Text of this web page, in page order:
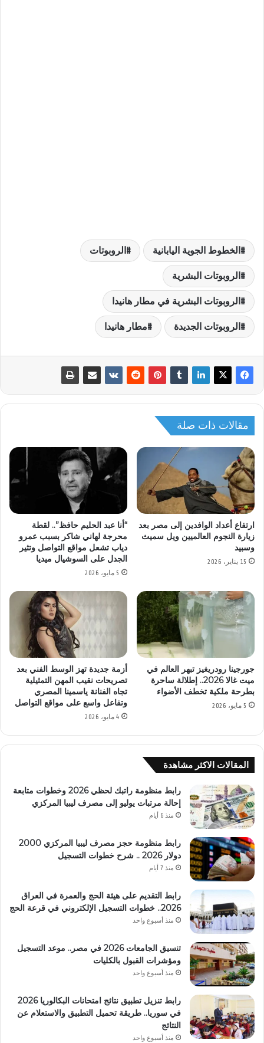
الخطوط الجوية اليابانية الروبوتات
الروبوتات البشرية
الروبوتات البشرية في مطار هانيدا
الروبوتات الجديدة مطار هانيدا
مقالات ذات صلة
ارتفاع أعداد الوافدين إلى مصر بعد
زيارة النجوم العالميين ويل سميث
وسبيد
15 يناير، 2026
“أنا عبد الحليم حافظ”.. لقطة
محرجة لهاني شاكر بسبب عمرو
دياب تشعل مواقع التواصل وتثير
الجدل على السوشيال ميديا
5 مايو، 2026
جورجينا رودريغيز تبهر العالم في
ميت غالا 2026.. إطلالة ساحرة
بطرحة ملكية تخطف الأضواء
5 مايو، 2026
أزمة جديدة تهز الوسط الفني بعد
تصريحات نقيب المهن التمثيلية
تجاه الفنانة ياسمينا المصري
وتفاعل واسع على مواقع التواصل
4 مايو، 2026
المقالات الاكثر مشاهدة
رابط منظومة راتبك لحظي 2026 وخطوات متابعة
إحالة مرتبات يوليو إلى مصرف ليبيا المركزي
منذ 6 أيام
رابط منظومة حجز مصرف ليبيا المركزي 2000
دولار 2026 .. شرح خطوات التسجيل
منذ 7 أيام
رابط التقديم على هيئة الحج والعمرة في العراق
2026.. خطوات التسجيل الإلكتروني في قرعة الحج
منذ أسبوع واحد
تنسيق الجامعات 2026 في مصر.. موعد التسجيل
ومؤشرات القبول بالكليات
منذ أسبوع واحد
رابط تنزيل تطبيق نتائج امتحانات البكالوريا 2026
في سوريا.. طريقة تحميل التطبيق والاستعلام عن
النتائج
منذ أسبوع واحد